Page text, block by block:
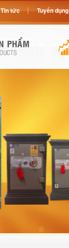
Tin tức Tuyển dụng